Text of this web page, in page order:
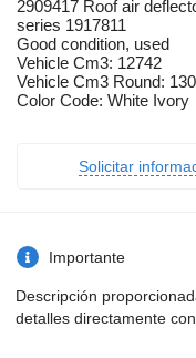
2909417 Roof air
series 1917811
Good condition, used
Vehicle Cm3: 12742
Vehicle Cm3 Round:
Color Code: White Ivory
Solicitar
Importante
Descripción
detalles directamente